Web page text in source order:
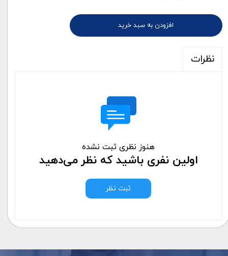
افزودن به سبد خرید
نظرات
هنوز نظری ثبت نشده
اولین نفری باشید که نظر می‌دهید
ثبت نظر